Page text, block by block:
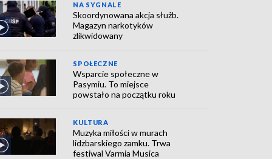
NA SYGNALE
Skoordynowana akcja służb.
Magazyn narkotyków
zlikwidowany
SPOŁECZNE
Wsparcie społeczne w
Pasymiu. To miejsce
powstało na początku roku
KULTURA
Muzyka miłości w murach
lidzbarskiego zamku. Trwa
festiwal Varmia Musica